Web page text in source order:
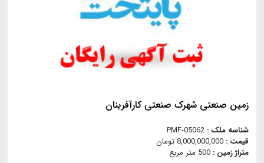
زمین صنعتی شهرک صنعتی کارآفرینان
شناسه ملک : PMF-05062
قیمت : 8,000,000,000 تومان
متراژ زمین : 500 متر مربع